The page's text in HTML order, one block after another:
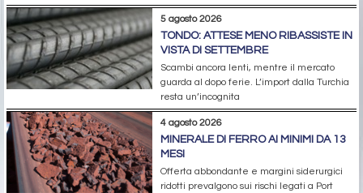
5 agosto 2026
TONDO: ATTESE MENO RIBASSISTE IN
VISTA DI SETTEMBRE
Scambi ancora lenti, mentre il mercato
guarda al dopo ferie. L’import dalla Turchia
resta un’incognita
4 agosto 2026
MINERALE DI FERRO AI MINIMI DA 13
MESI
Offerta abbondante e margini siderurgici
ridotti prevalgono sui rischi legati a Port